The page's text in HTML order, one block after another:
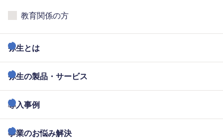
教育関係の方
弥生とは
弥生の製品・サービス
導入事例
事業のお悩み解決